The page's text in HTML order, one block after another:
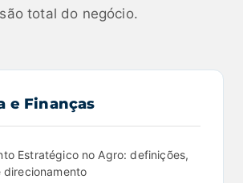
total do negócio.
e Finanças
Estratégico no Agro: definições,
direcionamento